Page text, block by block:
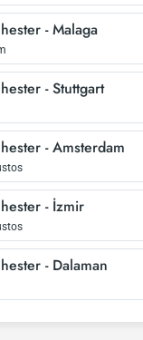
- Malaga
- Stuttgart
- Amsterdam
- İzmir
- Dalaman